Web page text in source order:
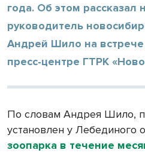
года. Об этом
руководитель
Андрей Шило на
пресс-центре ГТРК
По словам Андрея Шило,
установлен у Лебединого
зоопарка в течение